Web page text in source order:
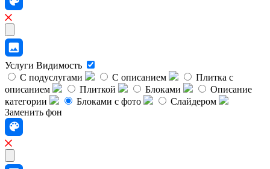
Услуги Видимость
С подуслугами
С описанием
Плитка с
описанием
Плиткой Блоками
Описание
категории
Блоками с фото
Слайдером
Заменить фон